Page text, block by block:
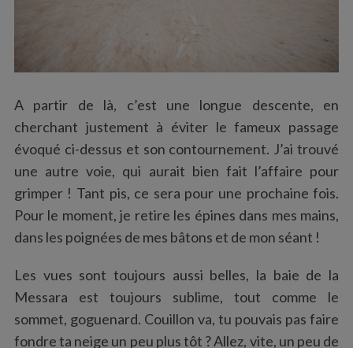
A partir de là, c’est une longue descente, en
cherchant justement à éviter le fameux passage
évoqué ci-dessus et son contournement. J’ai trouvé
une autre voie, qui aurait bien fait l’affaire pour
grimper ! Tant pis, ce sera pour une prochaine fois.
Pour le moment, je retire les épines dans mes mains,
dans les poignées de mes bâtons et de mon séant !
Les vues sont toujours aussi belles, la baie de la
Messara est toujours sublime, tout comme le
sommet, goguenard. Couillon va, tu pouvais pas faire
fondre ta neige un peu plus tôt ? Allez, vite, un peu de